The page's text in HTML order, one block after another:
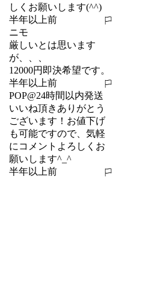
しくお願いします(^^)
半年以上前
報告する
ニモ
厳しいとは思います
が、、、
12000円即決希望です。
半年以上前
報告する
POP@24時間以内発送
いいね頂きありがとう
ございます！お値下げ
も可能ですので、気軽
にコメントよろしくお
願いします^_^
半年以上前
報告する